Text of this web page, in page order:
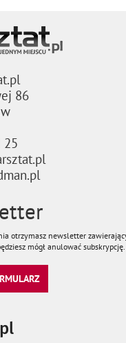
86
25
otrzymasz newsletter
mógł anulować subskrypcję.